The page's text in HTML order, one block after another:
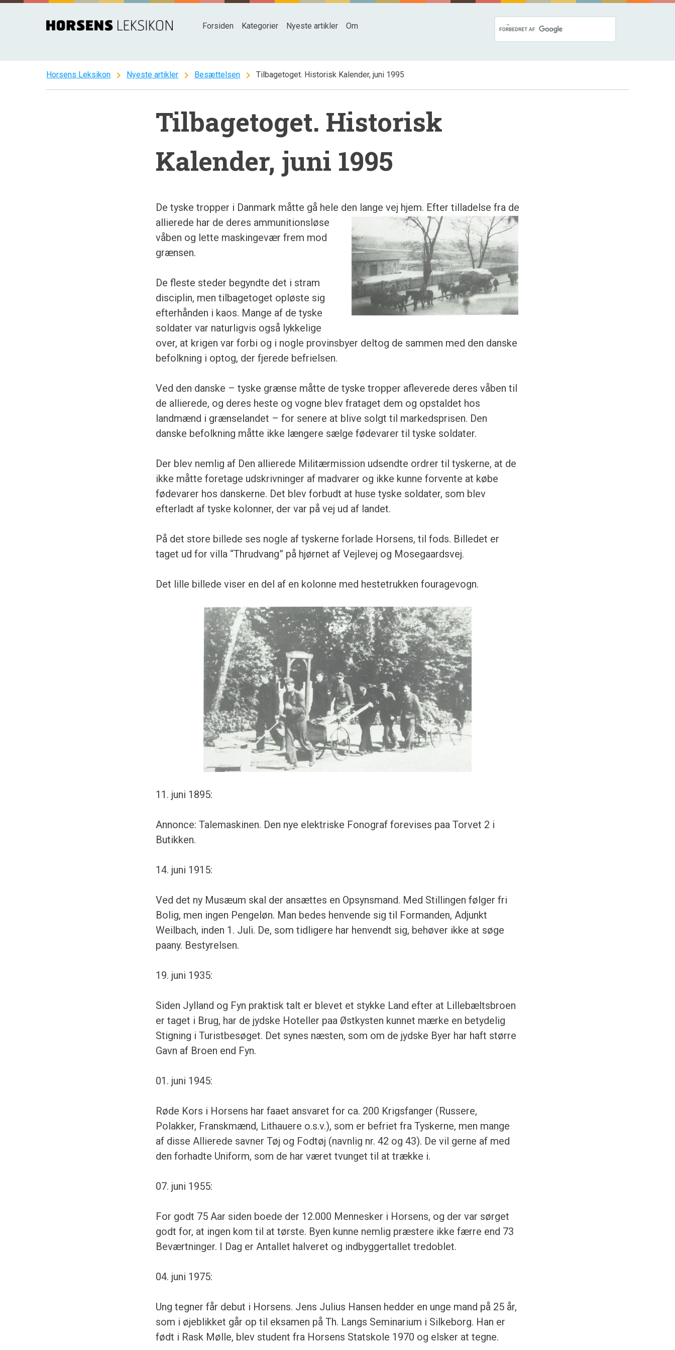
Spring
Forsiden Kategorier Nyeste artikler Om
Horsens Leksikon chevron_right Nyeste artikler chevron_right Besættelsen chevron_right Tilbagetoget. Historisk Kalender, juni 1995
Tilbagetoget. Historisk
Kalender, juni 1995
De tyske tropper i Danmark måtte gå hele den lange vej hjem. Efter tilladelse fra de
allierede har de deres ammunitionsløse
våben og lette maskingevær frem mod
grænsen.
De fleste steder begyndte det i stram
disciplin, men tilbagetoget opløste sig
efterhånden i kaos. Mange af de tyske
soldater var naturligvis også lykkelige
over, at krigen var forbi og i nogle provinsbyer deltog de sammen med den danske
befolkning i optog, der fjerede befrielsen.
Ved den danske – tyske grænse måtte de tyske tropper afleverede deres våben til
de allierede, og deres heste og vogne blev frataget dem og opstaldet hos
landmænd i grænselandet – for senere at blive solgt til markedsprisen. Den
danske befolkning måtte ikke længere sælge fødevarer til tyske soldater.
Der blev nemlig af Den allierede Militærmission udsendte ordrer til tyskerne, at de
ikke måtte foretage udskrivninger af madvarer og ikke kunne forvente at købe
fødevarer hos danskerne. Det blev forbudt at huse tyske soldater, som blev
efterladt af tyske kolonner, der var på vej ud af landet.
På det store billede ses nogle af tyskerne forlade Horsens, til fods. Billedet er
taget ud for villa “Thrudvang” på hjørnet af Vejlevej og Mosegaardsvej.
Det lille billede viser en del af en kolonne med hestetrukken fouragevogn.
11. juni 1895:
Annonce: Talemaskinen. Den nye elektriske Fonograf forevises paa Torvet 2 i
Butikken.
14. juni 1915:
Ved det ny Musæum skal der ansættes en Opsynsmand. Med Stillingen følger fri
Bolig, men ingen Pengeløn. Man bedes henvende sig til Formanden, Adjunkt
Weilbach, inden 1. Juli. De, som tidligere har henvendt sig, behøver ikke at søge
paany. Bestyrelsen.
19. juni 1935:
Siden Jylland og Fyn praktisk talt er blevet et stykke Land efter at Lillebæltsbroen
er taget i Brug, har de jydske Hoteller paa Østkysten kunnet mærke en betydelig
Stigning i Turistbesøget. Det synes næsten, som om de jydske Byer har haft større
Gavn af Broen end Fyn.
01. juni 1945:
Røde Kors i Horsens har faaet ansvaret for ca. 200 Krigsfanger (Russere,
Polakker, Franskmænd, Lithauere o.s.v.), som er befriet fra Tyskerne, men mange
af disse Allierede savner Tøj og Fodtøj (navnlig nr. 42 og 43). De vil gerne af med
den forhadte Uniform, som de har været tvunget til at trække i.
07. juni 1955:
For godt 75 Aar siden boede der 12.000 Mennesker i Horsens, og der var sørget
godt for, at ingen kom til at tørste. Byen kunne nemlig præstere ikke færre end 73
Beværtninger. I Dag er Antallet halveret og indbyggertallet tredoblet.
04. juni 1975:
Ung tegner får debut i Horsens. Jens Julius Hansen hedder en unge mand på 25 år,
som i øjeblikket går op til eksamen på Th. Langs Seminarium i Silkeborg. Han er
født i Rask Mølle, blev student fra Horsens Statskole 1970 og elsker at tegne.